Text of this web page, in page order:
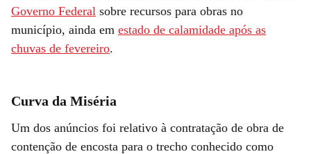
Governo Federal sobre recursos para obras no
município, ainda em estado de calamidade após as
chuvas de fevereiro.
Curva da Miséria
Um dos anúncios foi relativo à contratação de obra de
contenção de encosta para o trecho conhecido como